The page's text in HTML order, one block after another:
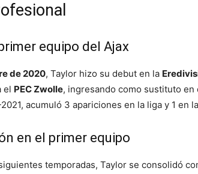
equipo del Ajax
de 2020, Taylor hizo su debut en la
el PEC Zwolle, ingresando como sustituto
acumuló 3 apariciones en la liga y 1 en la
en el primer equipo
temporadas, Taylor se consolidó